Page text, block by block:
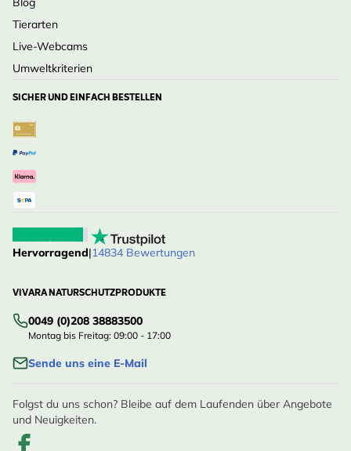
Tierarten
Live-Webcams
Umweltkriterien
SICHER UND EINFACH BESTELLEN
Hervorragend|14834 Bewertungen
VIVARA NATURSCHUTZPRODUKTE
0049 (0)208 38883500
Montag bis Freitag: 09:00 - 17:00
Sende uns eine E-Mail
Folgst du uns schon? Bleibe auf dem Laufenden über Angebote
und Neuigkeiten.